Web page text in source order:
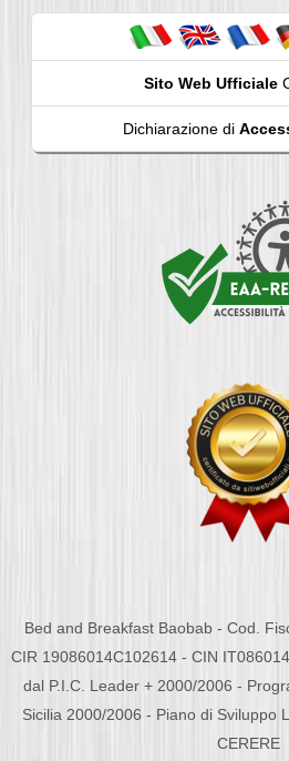
Sito Web Ufficiale
Dichiarazione di
Bed and Breakfast Baobab - Cod.
CIR 19086014C102614 - CIN
dal P.I.C. Leader + 2000/2006 -
Sicilia 2000/2006 - Piano di Sviluppo
CERERE